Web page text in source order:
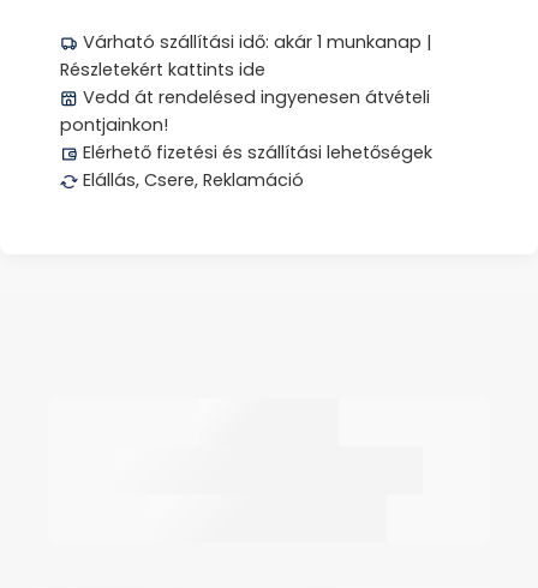
Várható szállítási idő: akár 1 munkanap |
Részletekért kattints ide
Vedd át rendelésed ingyenesen átvételi
pontjainkon!
Elérhető fizetési és szállítási lehetőségek
Elállás, Csere, Reklamáció